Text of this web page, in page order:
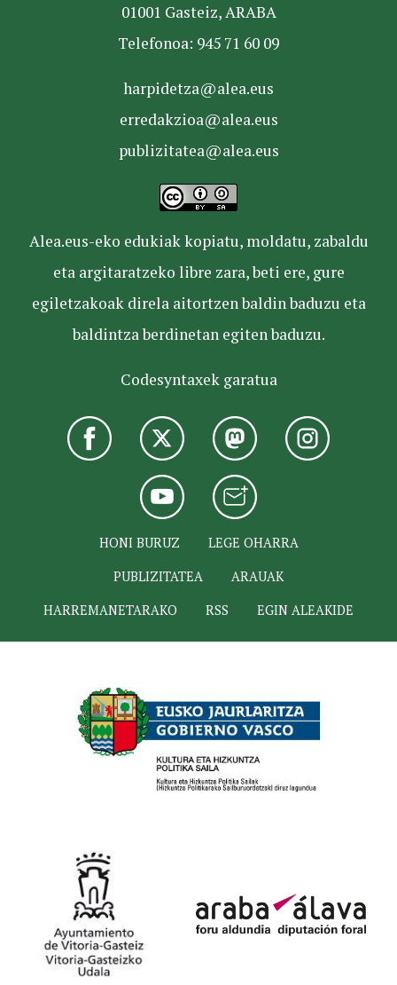
01001 Gasteiz, ARABA
Telefonoa: 945 71 60 09
harpidetza@alea.eus
erredakzioa@alea.eus
publizitatea@alea.eus
Alea.eus-eko edukiak kopiatu, moldatu, zabaldu
eta argitaratzeko libre zara, beti ere, gure
egiletzakoak direla aitortzen baldin baduzu eta
baldintza berdinetan egiten baduzu.
Codesyntaxek garatua
HONI BURUZ
LEGE OHARRA
PUBLIZITATEA
ARAUAK
HARREMANETARAKO
RSS EGIN ALEAKIDE